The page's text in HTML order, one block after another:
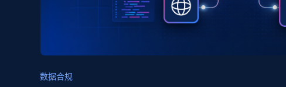
代理服务
动态代理
代理基础设施
数据合规